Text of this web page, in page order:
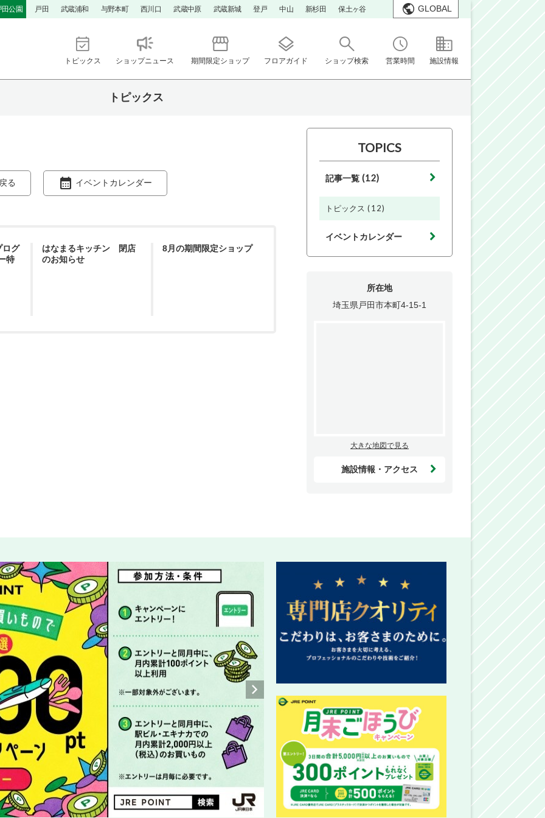
田公園 戸田 武蔵浦和 与野本町 西川口 武蔵中原 武蔵新城 登戸 中山 新杉田 保土ヶ谷 GLOBAL
トピックス ショップニュース 期間限定ショップ フロアガイド ショップ検索 営業時間 施設情報
トピックス
る イベントカレンダー
ログ
特
はなまるキッチン 閉店
のお知らせ
8月の期間限定ショップ
TOPICS
記事一覧 (12)
トピックス (12)
イベントカレンダー
所在地
埼玉県戸田市本町4-15-1
大きな地図で見る
施設情報・アクセス